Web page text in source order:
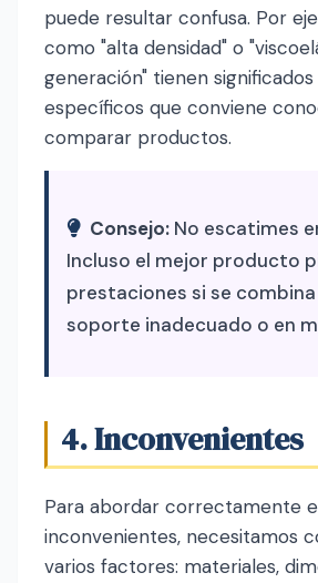
puede resultar confusa. Por
como "alta densidad" o
generación" tienen
específicos que conviene
comparar productos.
Consejo: No escatimes
Incluso el mejor producto
prestaciones si se
soporte inadecuado o en
4. Inconvenientes
Para abordar correctamente
inconvenientes, necesitamos
varios factores: materiales,